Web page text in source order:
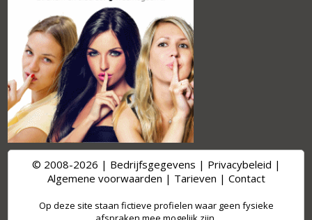
© 2008-2026 | Bedrijfsgegevens | Privacybeleid |
Algemene voorwaarden | Tarieven | Contact
Op deze site staan fictieve profielen waar geen fysieke